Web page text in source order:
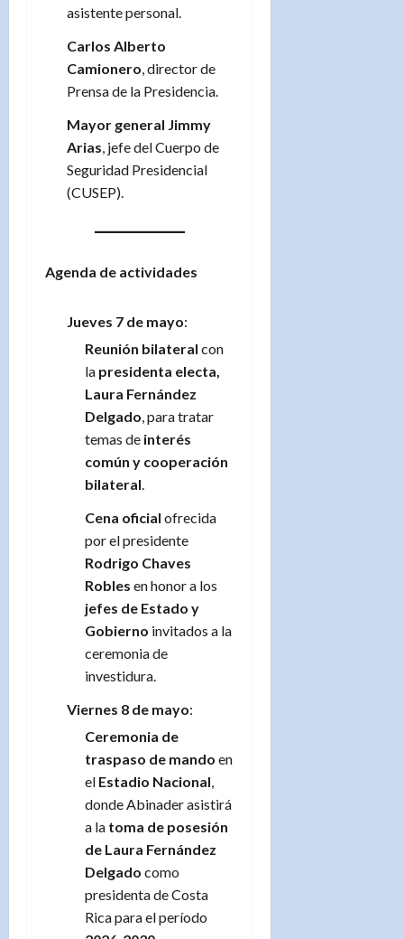
asistente personal.
Carlos Alberto
Camionero, director de
Prensa de la Presidencia.
Mayor general Jimmy
Arias, jefe del Cuerpo de
Seguridad Presidencial
(CUSEP).
Agenda de actividades
Jueves 7 de mayo:
Reunión bilateral con
la presidenta electa,
Laura Fernández
Delgado, para tratar
temas de interés
común y cooperación
bilateral.
Cena oficial ofrecida
por el presidente
Rodrigo Chaves
Robles en honor a los
jefes de Estado y
Gobierno invitados a la
ceremonia de
investidura.
Viernes 8 de mayo:
Ceremonia de
traspaso de mando en
el Estadio Nacional,
donde Abinader asistirá
a la toma de posesión
de Laura Fernández
Delgado como
presidenta de Costa
Rica para el período